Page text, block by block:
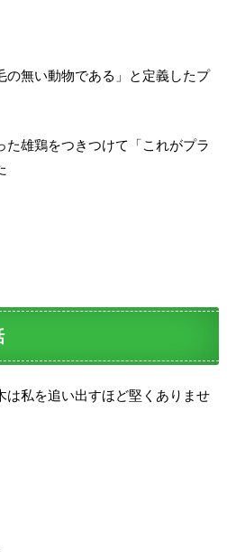
の無い動物である」と定義したプ
た雄鶏をつきつけて「これがプラ
は私を追い出すほど堅くありませ